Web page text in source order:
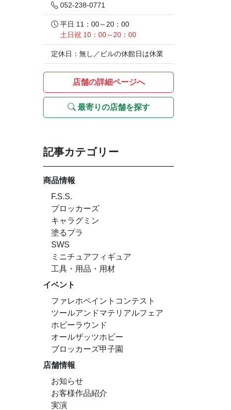
052-238-0771
平日 11：00～20：00
土日祝 10：00～20：00
定休日：無し／ビルの休館日は休業
店舗の詳細ページへ
最寄りの店舗を探す
記事カテゴリー
商品情報
F.S.S.
ブロッカーズ
キャラグミン
塗るプラ
SWS
ミニチュアフィギュア
工具・用品・用材
イベント
ファレホペイントコンテスト
ツールアンドマテリアルフェア
ホビーラウンド
オールザッツホビー
ブロッカーズ甲子園
店舗情報
お知らせ
お客様作品紹介
実演